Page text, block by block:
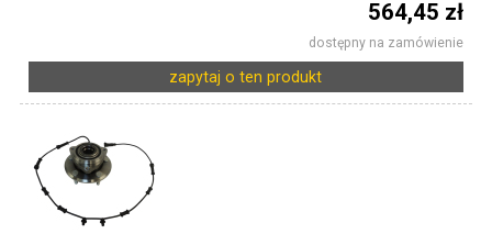
564,45 zł
dostępny na zamówienie
zapytaj o ten produkt